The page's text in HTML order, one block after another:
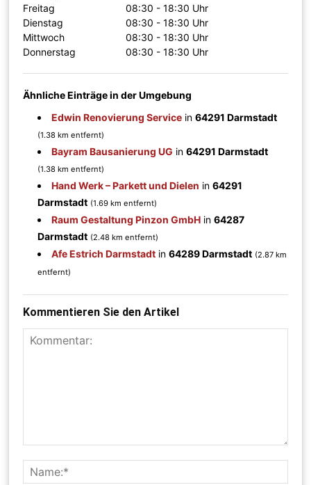
Freitag
08:30 - 18:30 Uhr
Dienstag
08:30 - 18:30 Uhr
Mittwoch
08:30 - 18:30 Uhr
Donnerstag
08:30 - 18:30 Uhr
Ähnliche Einträge in der Umgebung
Edwin Renovierung Service in64291 Darmstadt
(1.38 km entfernt)
Bayram Bausanierung UG in64291 Darmstadt
(1.38 km entfernt)
Hand Werk – Parkett und Dielen in64291
Darmstadt (1.69 km entfernt)
Raum Gestaltung Pinzon GmbH in64287
Darmstadt (2.48 km entfernt)
Afe Estrich Darmstadt in64289 Darmstadt (2.87 km
entfernt)
Kommentieren Sie den Artikel